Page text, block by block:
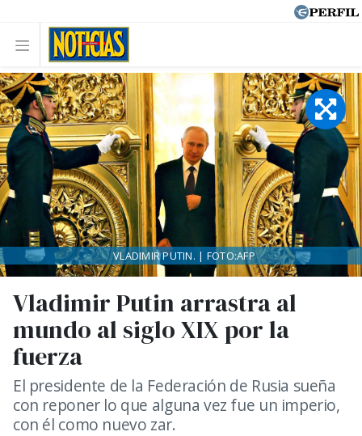
Vladimir Putin arrastra al
mundo al siglo XIX por la
fuerza
El presidente de la Federación de Rusia sueña
con reponer lo que alguna vez fue un imperio,
con él como nuevo zar.
VLADIMIR PUTIN. | FOTO:AFP